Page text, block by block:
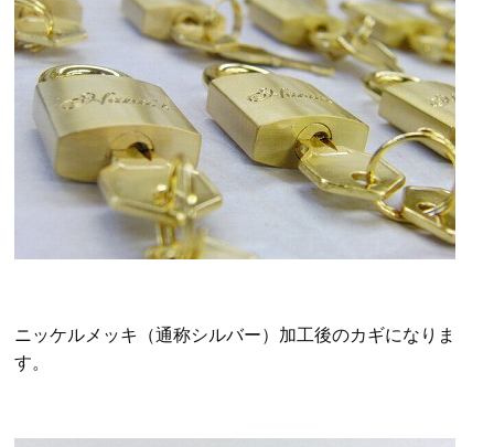
ニッケルメッキ（通称シルバー）加工後のカギになりま
す。